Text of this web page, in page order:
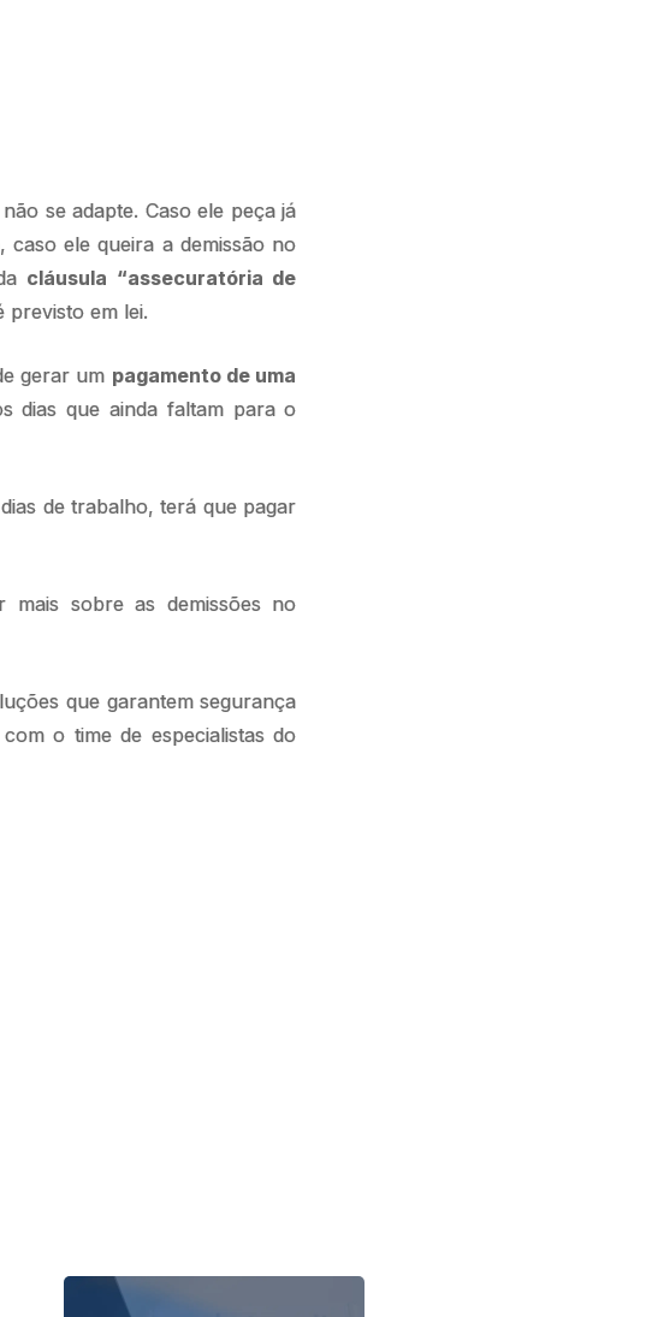
se adapte. Caso ele peça já
ele queira a demissão no
cláusula “assecuratória de
previsto em lei.
gerar um pagamento de uma
dias que ainda faltam para o
de trabalho, terá que pagar
mais sobre as demissões no
que garantem segurança
o time de especialistas do